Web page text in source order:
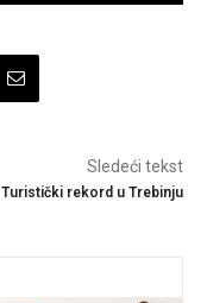
Sledeći tekst
Turistički rekord u Trebinju